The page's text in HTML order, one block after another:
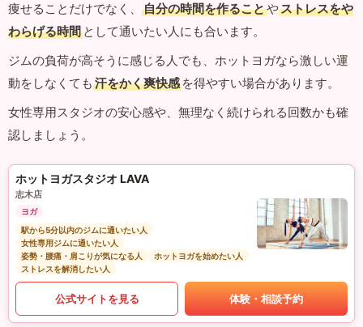
痩せることだけでなく、
自分の時間を作ることやストレスをや
わらげる時間 として通いたい人にも合います。
ジムの負荷が高そうに感じる人でも、ホットヨガなら激しい運
動をしなくても 汗をかく爽快感 を得やすい場合があります。
女性専用スタジオの安心感や、無理なく続けられる回数かも確
認しましょう。
ホットヨガスタジオ LAVA
志木店
ヨガ
駅から5分以内のジムに通いたい人
女性専用ジムに通いたい人
姿勢・腰痛・肩こりが気になる人
ホットヨガを始めたい人
ストレスを解消したい人
公式サイトを見る 体験・相談予約